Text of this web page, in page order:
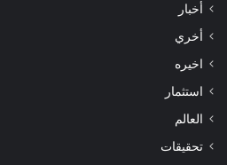
أخبار
أخري
اخيره
استثمار
العالم
تحقيقات